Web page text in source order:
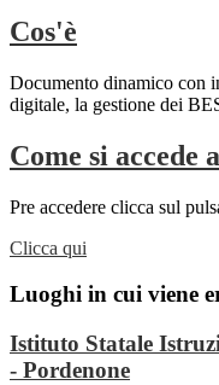
Cos'è
Documento dinamico con
digitale, la gestione dei
Come si accede
Pre accedere clicca sul
Clicca qui
Luoghi in cui viene
Istituto Statale
- Pordenone